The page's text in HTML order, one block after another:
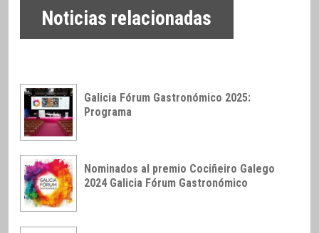
Noticias relacionadas
Galicia Fórum Gastronómico 2025:
Programa
Nominados al premio Cociñeiro Galego
2024 Galicia Fórum Gastronómico